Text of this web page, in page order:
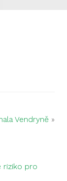
Vendryně »
riziko pro